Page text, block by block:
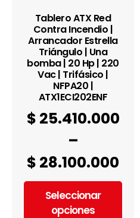
Tablero ATX Red
Contra Incendio |
Arrancador Estrella
Triángulo | Una
bomba | 20 Hp | 220
Vac | Trifásico |
NFPA20 |
ATX1ECI202ENF
$ 25.410.000
–
$ 28.100.000
Seleccionar
opciones